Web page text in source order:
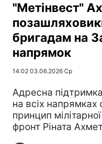
"Метінвест"
бригадам на
напрямок
14:02 03.06.2026 Ср
Адресна
на всіх
принцип
фронт Ріната